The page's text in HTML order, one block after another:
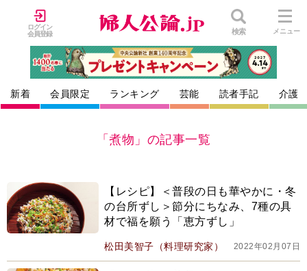
ログイン
会員登録
検索 メニュー
新着 会員限定 ランキング 芸能 読者手記 介護
「煮物」の記事一覧
【レシピ】＜普段の日も華やかに・冬
の台所ずし＞節分にちなみ、7種の具
材で福を願う「恵方ずし」
松田美智子（料理研究家） 2022年02月07日